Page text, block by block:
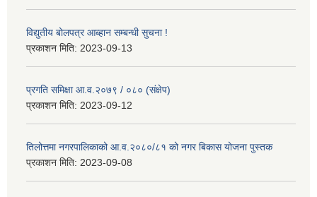
विद्युतीय बोलपत्र आब्हान सम्बन्धी सुचना !
प्रकाशन मिति: 2023-09-13
प्रगति समिक्षा आ.व.२०७९ / ०८० (संक्षेप)
प्रकाशन मिति: 2023-09-12
तिलोत्तमा नगरपालिकाको आ.व.२०८०/८१ को नगर बिकास योजना पुस्तक
प्रकाशन मिति: 2023-09-08